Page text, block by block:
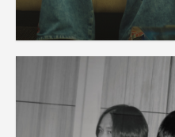
いくもの」「規模感が大事」